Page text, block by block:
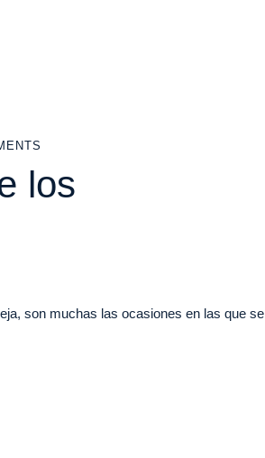
los
son muchas las ocasiones en las que se